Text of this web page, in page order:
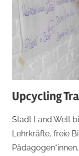
Upcycling
Stadt Land Welt
Lehrkräfte, freie